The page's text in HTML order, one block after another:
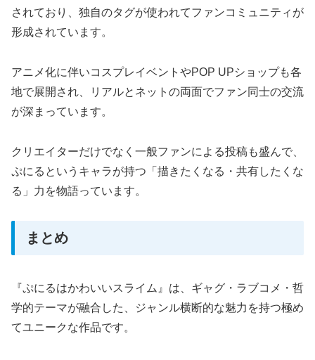
されており、独自のタグが使われてファンコミュニティが
形成されています。
アニメ化に伴いコスプレイベントやPOP UPショップも各
地で展開され、リアルとネットの両面でファン同士の交流
が深まっています。
クリエイターだけでなく一般ファンによる投稿も盛んで、
ぷにるというキャラが持つ「描きたくなる・共有したくな
る」力を物語っています。
まとめ
『ぷにるはかわいいスライム』は、ギャグ・ラブコメ・哲
学的テーマが融合した、ジャンル横断的な魅力を持つ極め
てユニークな作品です。